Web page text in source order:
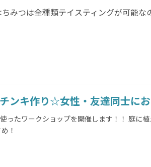
みつは全種類テイスティングが可能な
ンキ作り☆女性・友達同士に
ったワークショップを開催します！！ 庭に植
！